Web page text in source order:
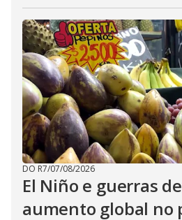
DO R7/07/08/2026
El Niño e guerras
aumento global no